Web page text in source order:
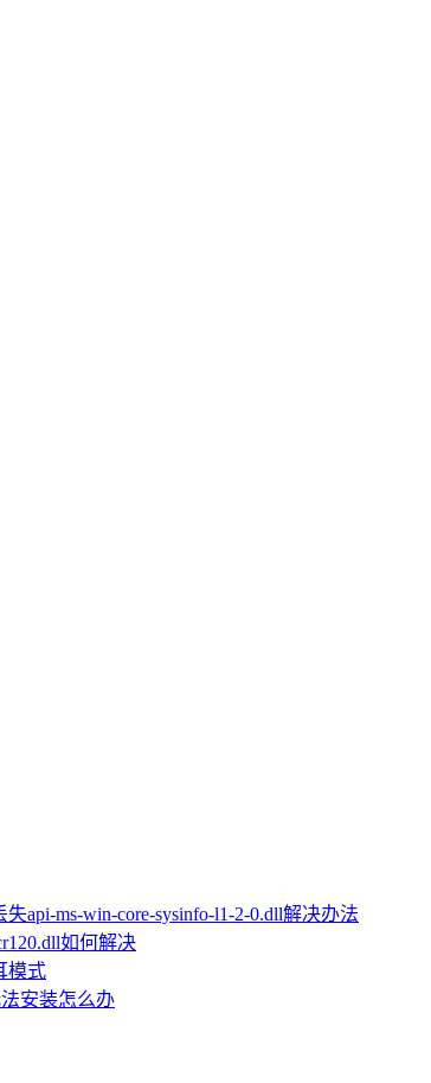
api-ms-win-core-sysinfo-l1-2-0.dll解决办法
如何解决
模式
安装怎么办